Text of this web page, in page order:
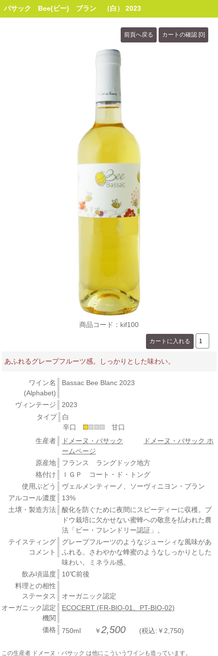
バサック Bee(ビー) ブラン （白） 2023
商品コード：kif100
あふれるグレープフルーツ感。しっかりとした味わい。
ワイン名
(Alphabet)
Bassac Bee Blanc 2023
ヴィンテージ
2023
タイプ
白
辛口
甘口
生産者
ドメーヌ・バサック
ドメーヌ・バサック ホ
ームページ
原産地
フランス ラングドック地方
格付け
ＩＧＰ コート・ド・トング
使用ぶどう
ヴェルメンティーノ、ソーヴィニヨン・ブラン
アルコール濃度
13%
土壌・製造方法
酸化を防ぐために夜間にスピーディーに収穫。ブ
ドウ栽培に欠かせない蜜蜂への敬意を払われた農
法「ビー・フレンドリー認証」。
テイスティング
コメント
グレープフルーツのようなジューシィな風味があ
ふれる。さわやかな蜂蜜のようなしっかりとした
味わい。ミネラル感。
飲み頃温度
10℃前後
料理との相性
ステータス
オーガニック認定
オーガニック認定
機関
ECOCERT (FR-BIO-01、PT-BIO-02)
価格 750ml ￥2,500 (税込:￥2,750)
この生産者 ドメーヌ・バサック は他にこういうワインも造っています。